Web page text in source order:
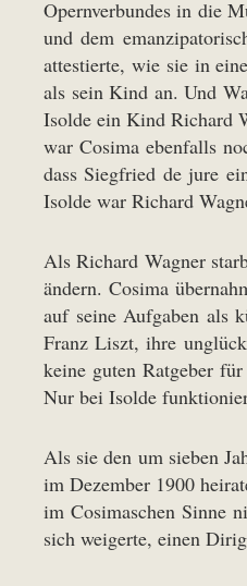
Opernverbundes in die
und dem
attestierte, wie sie in
als sein Kind an. Und
Isolde ein Kind Richard
war Cosima ebenfalls
dass Siegfried de jure
Isolde war Richard
Als Richard Wagner
ändern. Cosima
auf seine Aufgaben als
Franz Liszt, ihre
keine guten Ratgeber
Nur bei Isolde
Als sie den um sieben
im Dezember 1900
im Cosimaschen Sinne
sich weigerte, einen